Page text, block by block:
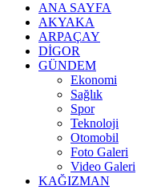
ANA SAYFA
AKYAKA
ARPAÇAY
DİGOR
GÜNDEM
Ekonomi
Sağlık
Spor
Teknoloji
Otomobil
Foto Galeri
Video Galeri
KAĞIZMAN